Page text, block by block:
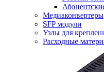
Медиаконвертеры
SFP модули
Узлы для
Расходные